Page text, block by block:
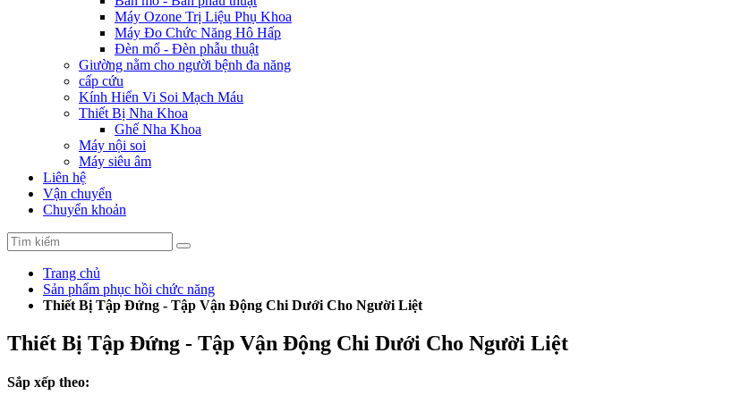
Máy Ozone Trị Liệu Phụ Khoa
Máy Đo Chức Năng Hô Hấp
Đèn mổ - Đèn phẫu thuật
Giường nằm cho người bệnh đa năng
cấp cứu
Kính Hiển Vi Soi Mạch Máu
Thiết Bị Nha Khoa
Ghế Nha Khoa
Máy nội soi
Máy siêu âm
Liên hệ
Vận chuyển
Chuyển khoản
Trang chủ
Sản phẩm phục hồi chức năng
Thiết Bị Tập Đứng - Tập Vận Động Chi Dưới Cho Người Liệt
Thiết Bị Tập Đứng - Tập Vận Động Chi Dưới Cho Người Liệt
Sắp xếp theo: